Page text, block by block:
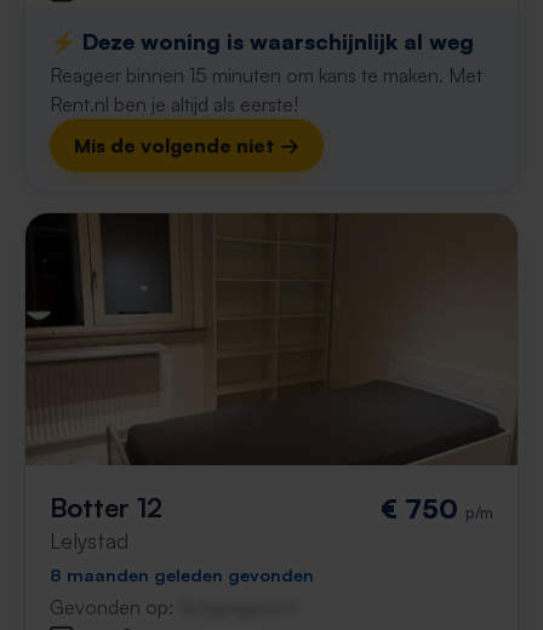
⚡️ Deze woning is waarschijnlijk al weg
Reageer binnen 15 minuten om kans te maken. Met
Rent.nl ben je altijd als eerste!
Mis de volgende niet →
Botter 12
Lelystad
€ 750 p/m
8 maanden geleden gevonden
Gevonden op: